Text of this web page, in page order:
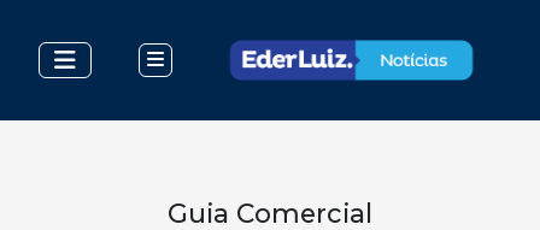
Guia Comercial